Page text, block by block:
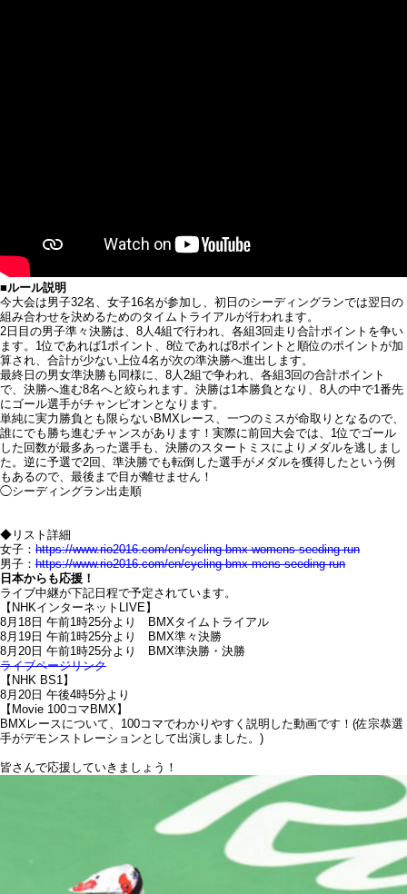
■ルール説明
今大会は男子32名、女子16名が参加し、初日のシーディングランでは翌日の
組み合わせを決めるためのタイムトライアルが行われます。
2日目の男子準々決勝は、8人4組で行われ、各組3回走り合計ポイントを争い
ます。1位であれば1ポイント、8位であれば8ポイントと順位のポイントが加
算され、合計が少ない上位4名が次の準決勝へ進出します。
最終日の男女準決勝も同様に、8人2組で争われ、各組3回の合計ポイント
で、決勝へ進む8名へと絞られます。決勝は1本勝負となり、8人の中で1番先
にゴール選手がチャンピオンとなります。
単純に実力勝負とも限らないBMXレース、一つのミスが命取りとなるので、
誰にでも勝ち進むチャンスがあります！実際に前回大会では、1位でゴール
した回数が最多あった選手も、決勝のスタートミスによりメダルを逃しまし
た。逆に予選で2回、準決勝でも転倒した選手がメダルを獲得したという例
もあるので、最後まで目が離せません！
◯シーディングラン出走順
◆リスト詳細
女子： https://www.rio2016.com/en/cycling-bmx-womens-seeding-run
男子： https://www.rio2016.com/en/cycling-bmx-mens-seeding-run
日本からも応援！
ライブ中継が下記日程で予定されています。
【NHKインターネットLIVE】
8月18日 午前1時25分より BMXタイムトライアル
8月19日 午前1時25分より BMX準々決勝
8月20日 午前1時25分より BMX準決勝・決勝
ライブページリンク
【NHK BS1】
8月20日 午後4時5分より
【Movie 100コマBMX】
BMXレースについて、100コマでわかりやすく説明した動画です！(佐宗恭選
手がデモンストレーションとして出演しました。)
皆さんで応援していきましょう！